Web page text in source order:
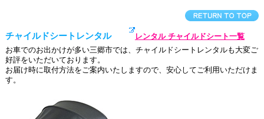
チャイルドシートレンタル
レンタル チャイルドシート一覧
お車でのお出かけが多い三郷市では、チャイルドシートレンタルも大変ご
好評をいただいております。
お届け時に取付方法をご案内いたしますので、安心してご利用いただけま
す。